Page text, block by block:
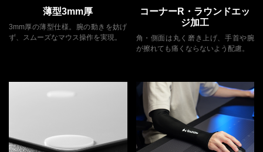
薄型3mm厚
3mm厚の薄型仕様。腕の動きを妨げ
ず、スムーズなマウス操作を実現。
コーナーR・ラウンドエッ
ジ加工
角・側面は丸く磨き上げ、手首や腕
が擦れても痛くならないよう配慮。